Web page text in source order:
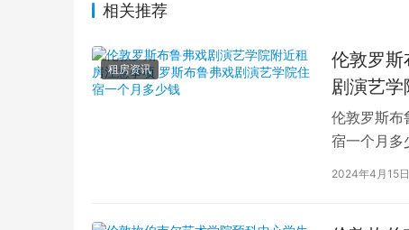
相关推荐
租房资讯
伦敦罗斯
剧演艺
伦敦罗斯布
宿一个月多
学生活中
2024年4月15日